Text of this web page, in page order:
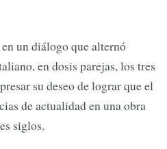
un diálogo que alternó
en dosis parejas, los tres
su deseo de lograr que el
de actualidad en una obra
siglos.